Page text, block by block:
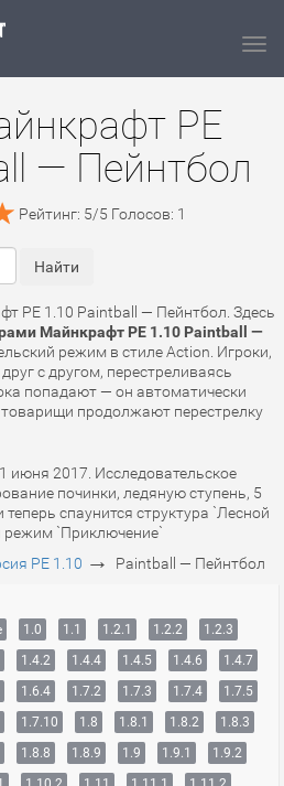
PE
— Пейнтбол
Рейтинг: 5/5 Голосов: 1
PE 1.10 Paintball — Пейнтбол. Здесь
Майнкрафт PE 1.10 Paintball —
режим в стиле Action. Игроки,
с другом, перестреливаясь
попадают — он автоматически
продолжают перестрелку
июня 2017. Исследовательское
починки, ледяную ступень, 5
спаунится структура `Лесной
режим `Приключение`
PE 1.10 → Paintball — Пейнтбол
1.0 1.1 1.2.1 1.2.2
1.2.3
1.4.2 1.4.4 1.4.5 1.4.6
1.4.7
1.6.4 1.7.2 1.7.3 1.7.4
1.7.5
1.7.10 1.8 1.8.1 1.8.2
1.8.3
1.8.8 1.8.9 1.9 1.9.1
1.9.2